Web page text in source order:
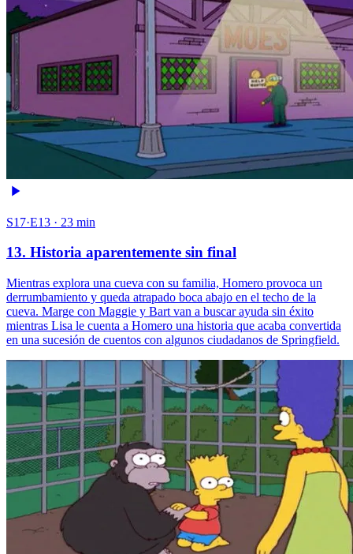
S17·E13 · 23 min
13. Historia aparentemente sin final
Mientras explora una cueva con su familia, Homero provoca un
derrumbamiento y queda atrapado boca abajo en el techo de la
cueva. Marge con Maggie y Bart van a buscar ayuda sin éxito
mientras Lisa le cuenta a Homero una historia que acaba convertida
en una sucesión de cuentos con algunos ciudadanos de Springfield.